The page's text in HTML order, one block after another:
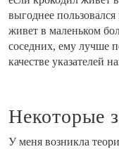
выгоднее
живет в маленьком
соседних, ему лучше
качестве указателей
Некоторые
У меня возникла